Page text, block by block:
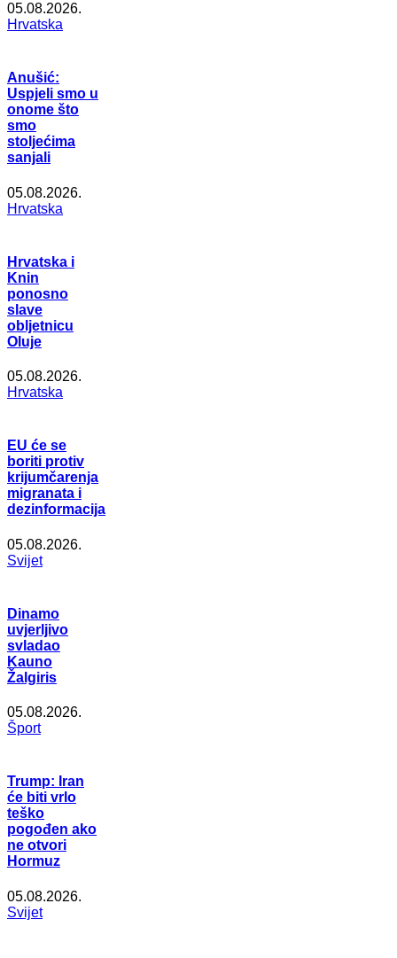
05.08.2026.
Hrvatska
Anušić:
Uspjeli smo u
onome što
smo
stoljećima
sanjali
05.08.2026.
Hrvatska
Hrvatska i
Knin
ponosno
slave
obljetnicu
Oluje
05.08.2026.
Hrvatska
EU će se
boriti protiv
krijumčarenja
migranata i
dezinformacija
05.08.2026.
Svijet
Dinamo
uvjerljivo
svladao
Kauno
Žalgiris
05.08.2026.
Šport
Trump: Iran
će biti vrlo
teško
pogođen ako
ne otvori
Hormuz
05.08.2026.
Svijet